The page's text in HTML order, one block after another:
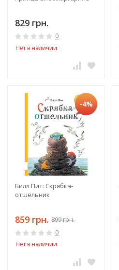
829 грн.
0
Нет в наличии
-4%
Билл Пит: Скрябка-
отшельник
859 грн. 899 грн.
0
Нет в наличии